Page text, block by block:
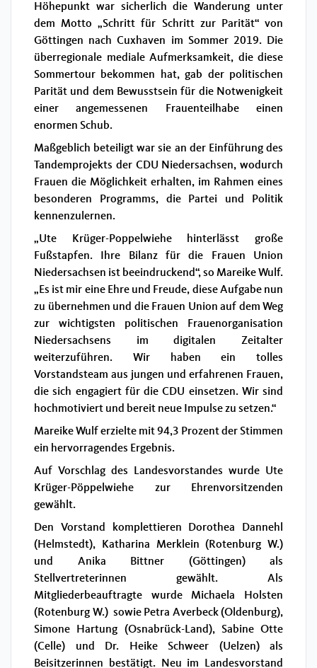
Höhepunkt war sicherlich die Wanderung unter
dem Motto „Schritt für Schritt zur Parität“ von
Göttingen nach Cuxhaven im Sommer 2019. Die
überregionale mediale Aufmerksamkeit, die diese
Sommertour bekommen hat, gab der politischen
Parität und dem Bewusstsein für die Notwenigkeit
einer angemessenen Frauenteilhabe einen
enormen Schub.
Maßgeblich beteiligt war sie an der Einführung des
Tandemprojekts der CDU Niedersachsen, wodurch
Frauen die Möglichkeit erhalten, im Rahmen eines
besonderen Programms, die Partei und Politik
kennenzulernen.
„Ute Krüger-Poppelwiehe hinterlässt große
Fußstapfen. Ihre Bilanz für die Frauen Union
Niedersachsen ist beeindruckend“, so Mareike Wulf.
„Es ist mir eine Ehre und Freude, diese Aufgabe nun
zu übernehmen und die Frauen Union auf dem Weg
zur wichtigsten politischen Frauenorganisation
Niedersachsens im digitalen Zeitalter
weiterzuführen. Wir haben ein tolles
Vorstandsteam aus jungen und erfahrenen Frauen,
die sich engagiert für die CDU einsetzen. Wir sind
hochmotiviert und bereit neue Impulse zu setzen.“
Mareike Wulf erzielte mit 94,3 Prozent der Stimmen
ein hervorragendes Ergebnis.
Auf Vorschlag des Landesvorstandes wurde Ute
Krüger-Pöppelwiehe zur Ehrenvorsitzenden
gewählt.
Den Vorstand komplettieren Dorothea Dannehl
(Helmstedt), Katharina Merklein (Rotenburg W.)
und Anika Bittner (Göttingen) als
Stellvertreterinnen gewählt. Als
Mitgliederbeauftragte wurde Michaela Holsten
(Rotenburg W.) sowie Petra Averbeck (Oldenburg),
Simone Hartung (Osnabrück-Land), Sabine Otte
(Celle) und Dr. Heike Schweer (Uelzen) als
Beisitzerinnen bestätigt. Neu im Landesvorstand